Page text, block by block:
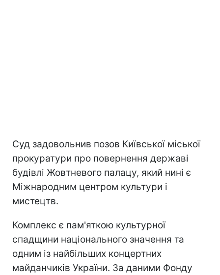
Суд задовольнив позов Київської міської
прокуратури про повернення державі
будівлі Жовтневого палацу, який нині є
Міжнародним центром культури і
мистецтв.
Комплекс є пам'яткою культурної
спадщини національного значення та
одним із найбільших концертних
майданчиків України. За даними Фонду